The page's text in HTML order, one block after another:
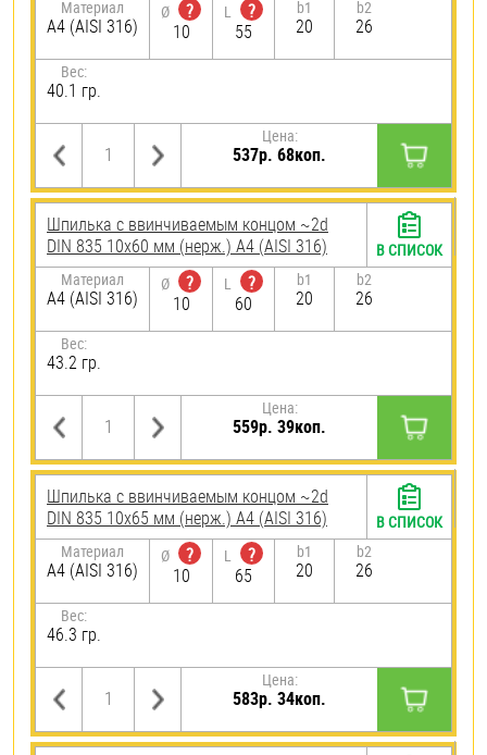
Материал
A4 (AISI 316)
Ø
?
10
L
?
55
b1
20
b2
26
Вес:
40.1 гр.
Цена:
537р. 68коп.
Шпилька c ввинчиваемым концом ~2d
DIN 835 10х60 мм (нерж.) A4 (AISI 316)
Материал
A4 (AISI 316)
Ø
?
10
L
?
60
b1
20
b2
26
Вес:
43.2 гр.
Цена:
559р. 39коп.
В СПИСОК
Шпилька c ввинчиваемым концом ~2d
DIN 835 10х65 мм (нерж.) A4 (AISI 316)
Материал
A4 (AISI 316)
Ø
?
10
L
?
65
b1
20
b2
26
Вес:
46.3 гр.
Цена:
583р. 34коп.
В СПИСОК